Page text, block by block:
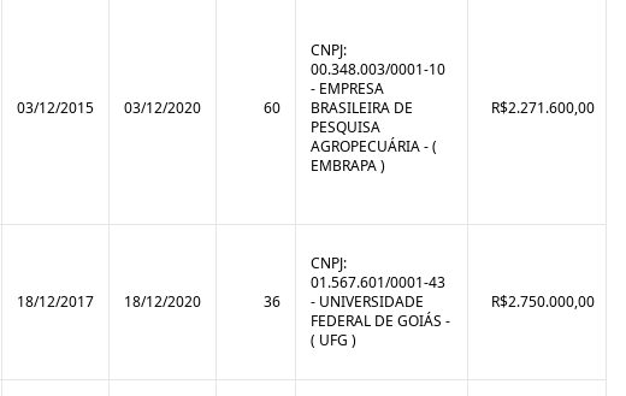
03/12/2015 03/12/2020 60
CNPJ:
00.348.003/0001-10
- EMPRESA
BRASILEIRA DE
PESQUISA
AGROPECUÁRIA - (
EMBRAPA )
R$2.271.600,00
18/12/2017 18/12/2020 36
CNPJ:
01.567.601/0001-43
- UNIVERSIDADE
FEDERAL DE GOIÁS -
( UFG )
R$2.750.000,00